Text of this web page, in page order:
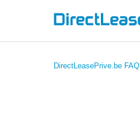
DirectLeasePrive.be FAQ